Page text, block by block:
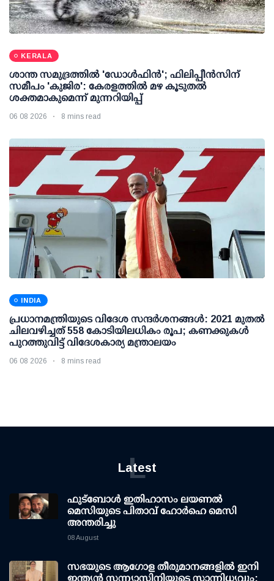
KERALA
ശാന്ത സമുദ്രത്തില്‍ 'ഡോള്‍ഫിന്‍'; ഫിലിപ്പീന്‍സിന്
സമീപം 'കുജിര': കേരളത്തില്‍ മഴ കൂടുതല്‍
ശക്തമാകുമെന്ന് മുന്നറിയിപ്പ്
06 08 2026 8 mins read
INDIA
പ്രധാനമന്ത്രിയുടെ വിദേശ സന്ദർശനങ്ങൾ: 2021 മുതൽ
ചിലവഴിച്ചത് 558 കോടിയിലധികം രൂപ; കണക്കുകൾ
പുറത്തുവിട്ട് വിദേശകാര്യ മന്ത്രാലയം
06 08 2026 8 mins read
Latest
L
ഫുട്ബോൾ ഇതിഹാസം ലയണൽ
മെസിയുടെ പിതാവ് ഹോർഹെ മെസി
അന്തരിച്ചു
08 August
സഭയുടെ ആഗോള തീരുമാനങ്ങളിൽ ഇനി
ഇന്ത്യൻ സന്ന്യാസിനിയുടെ സാന്നിധ്യവും;